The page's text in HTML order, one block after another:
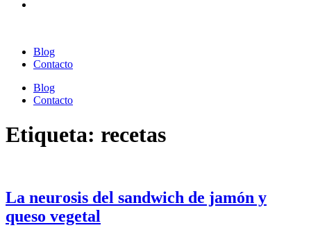
contenido
Blog
Contacto
Blog
Contacto
Etiqueta: recetas
La neurosis del sandwich de jamón y
queso vegetal